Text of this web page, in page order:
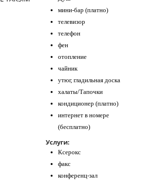
мини-бар (платно)
телевизор
телефон
фен
отопление
чайник
утюг, гладильная доска
халаты/Тапочки
кондиционер (платно)
интернет в номере
(бесплатно)
Услуги:
Ксерокс
факс
конференц-зал